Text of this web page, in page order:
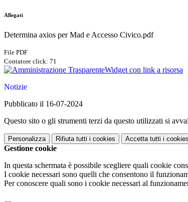
Allegati
Determina axios per Mad e Accesso Civico.pdf
File PDF
Contatore click: 71
Widget con link a risorsa
Notizie
Pubblicato il 16-07-2024
Questo sito o gli strumenti terzi da questo utilizzati si
Personalizza Rifiuta tutti i cookies Accetta tutti i cookies
Gestione cookie
In questa schermata è possibile scegliere quali cookie
I cookie necessari sono quelli che consentono il
Per conoscere quali sono i cookie necessari al